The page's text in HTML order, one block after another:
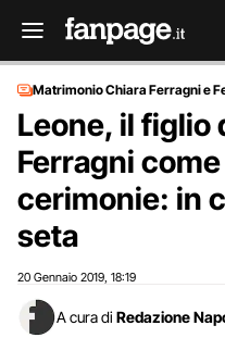
Matrimonio Chiara Ferragni e
Leone, il figlio
Ferragni
cerimonie: in
seta
20 Gennaio 2019 18:19
A cura di Redazione